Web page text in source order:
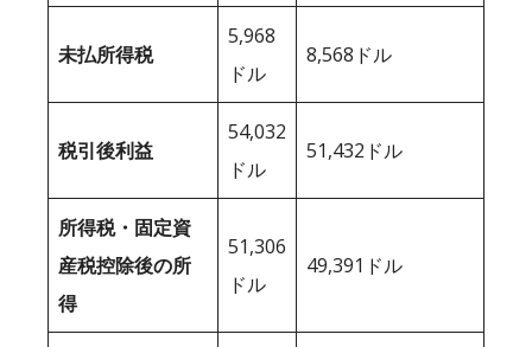
未払所得税
5,968
ドル
8,568ドル
税引後利益
54,032
ドル
51,432ドル
所得税・固定資
産税控除後の所
得
51,306
ドル
49,391ドル